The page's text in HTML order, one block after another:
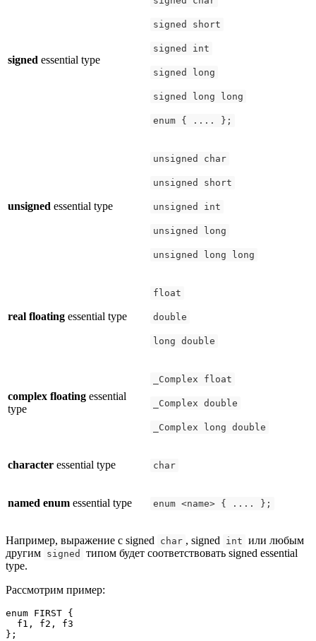
signed essential type
signed short
signed int
signed long
signed long long
enum { .... };
unsigned essential type
unsigned char
unsigned short
unsigned int
unsigned long
unsigned long long
real floating essential type
float
double
long double
complex floating essential
type
_Complex float
_Complex double
_Complex long double
character essential type char
named enum essential type enum <name> { .... };
Например, выражение с signed char , signed int или любым
другим signed
типом будет соответствовать signed essential
type.
Рассмотрим пример:
enum FIRST {
  f1, f2, f3
};